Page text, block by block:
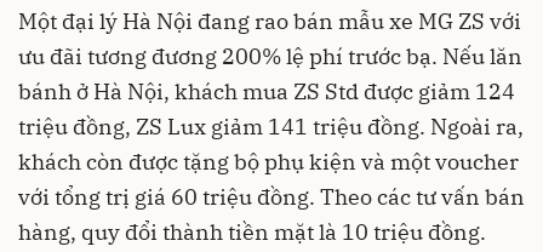
Một đại lý Hà Nội đang rao bán mẫu xe MG ZS với
ưu đãi tương đương 200% lệ phí trước bạ. Nếu lăn
bánh ở Hà Nội, khách mua ZS Std được giảm 124
triệu đồng, ZS Lux giảm 141 triệu đồng. Ngoài ra,
khách còn được tặng bộ phụ kiện và một voucher
với tổng trị giá 60 triệu đồng. Theo các tư vấn bán
hàng, quy đổi thành tiền mặt là 10 triệu đồng.